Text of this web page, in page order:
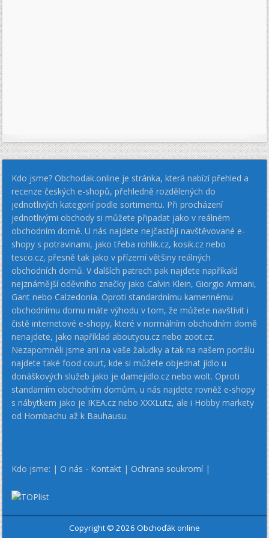
Kdo jsme? Obchodak.online je stránka, která nabízí přehled a
recenze českých e-shopů, přehledně rozdělených do
jednotlivých kategorií podle sortimentu. Při procházení
jednotlivými obchody si můžete připadat jako v reálném
obchodním domě. U nás najdete nejčastěji navštěvované e-
shopy s potravinami, jako třeba rohlik.cz, kosik.cz nebo
tesco.cz, přesně tak jako v přízemí většiny reálných
obchodních domů. V dalších patrech pak najdete napříkald
nejznámější oděvního značky jako Calvin Klein, Giorgio Armani,
Gant nebo Calzedonia. Oproti standardnímu kamennému
obchodnímu domu máte výhodu v tom, že můžete navštívit i
čistě internetové e-shopy, které v normálním obchodním domě
nenajdete, jako například aboutyou.cz nebo zoot.cz.
Nezapomněli jsme ani na vaše žaludky a tak na našem portálu
najdete také food court, kde si můžete objednat jídlo u
donáškových služeb jako je damejidlo.cz nebo wolt. Oproti
standarním obchodním domům, u nás najdete rovněž e-shopy
s nábytkem jako je IKEA.cz nebo XXXLutz, ale i Hobby markety
od Hornbachu až k Bauhausu.
Kdo jsme: |O nás - Kontakt |Ochrana soukromí|
Copyright © 2026 Obchoďák online